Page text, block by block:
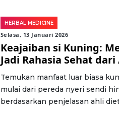
HERBAL MEDICINE
Selasa, 13 Januari 2026
​Keajaiban si Kuning:
Jadi Rahasia Sehat dari
Temukan manfaat luar biasa
mulai dari pereda nyeri sendi
berdasarkan penjelasan ahli